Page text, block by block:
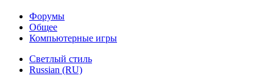
Форумы
Общее
Компьютерные игры
Светлый стиль
Russian (RU)